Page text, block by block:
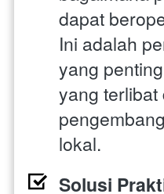
dapat
Ini adalah
yang
yang terlibat
lokal.
Solusi